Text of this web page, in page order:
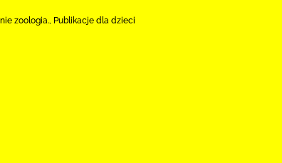
zoologia., Publikacje dla dzieci